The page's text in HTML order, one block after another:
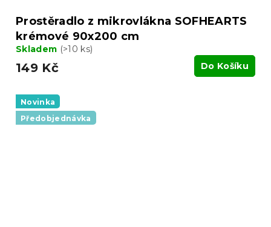
Prostěradlo z mikrovlákna SOFHEARTS
krémové 90x200 cm
Skladem (>10 ks)
149 Kč Do Košíku
Novinka
Předobjednávka